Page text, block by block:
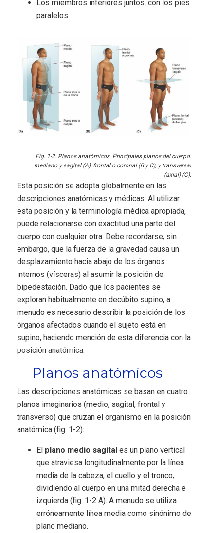
Los miembros inferiores juntos, con los pies
paralelos.
Fig. 1-2. Planos anatómicos. Principales planos del cuerpo:
mediano y sagital (A), frontal o coronal (B y C), y transversal
(axial) (C).
Esta posición se adopta globalmente en las
descripciones anatómicas y médicas. Al utilizar
esta posición y la terminología médica apropiada,
puede relacionarse con exactitud una parte del
cuerpo con cualquier otra. Debe recordarse, sin
embargo, que la fuerza de la gravedad causa un
desplazamiento hacia abajo de los órganos
internos (vísceras) al asumir la posición de
bipedestación. Dado que los pacientes se
exploran habitualmente en decúbito supino, a
menudo es necesario describir la posición de los
órganos afectados cuando el sujeto está en
supino, haciendo mención de esta diferencia con la
posición anatómica.
Planos anatómicos
Las descripciones anatómicas se basan en cuatro
planos imaginarios (medio, sagital, frontal y
transverso) que cruzan el organismo en la posición
anatómica (fig. 1-2):
El plano medio sagital es un plano vertical
que atraviesa longitudinalmente por la línea
media de la cabeza, el cuello y el tronco,
dividiendo al cuerpo en una mitad derecha e
izquierda (fig. 1-2 A). A menudo se utiliza
erróneamente línea media como sinónimo de
plano mediano.